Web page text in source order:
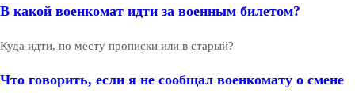
В какой военкомат идти за военным билетом?
Куда идти, по месту прописки или в старый?
Что говорить, если я не сообщал военкомату о смене